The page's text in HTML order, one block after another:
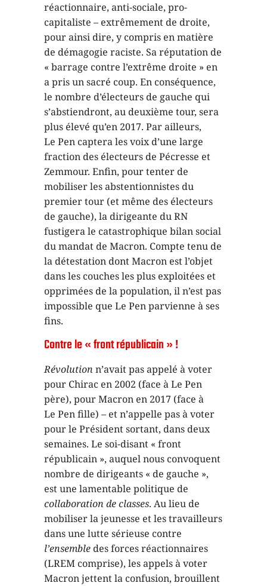
réactionnaire, anti-sociale, pro-
capitaliste – extrêmement de droite,
pour ainsi dire, y compris en matière
de démagogie raciste. Sa réputation de
« barrage contre l’extrême droite » en
a pris un sacré coup. En conséquence,
le nombre d’électeurs de gauche qui
s’abstiendront, au deuxième tour, sera
plus élevé qu’en 2017. Par ailleurs,
Le Pen captera les voix d’une large
fraction des électeurs de Pécresse et
Zemmour. Enfin, pour tenter de
mobiliser les abstentionnistes du
premier tour (et même des électeurs
de gauche), la dirigeante du RN
fustigera le catastrophique bilan social
du mandat de Macron. Compte tenu de
la détestation dont Macron est l’objet
dans les couches les plus exploitées et
opprimées de la population, il n’est pas
impossible que Le Pen parvienne à ses
fins.
Contre le « front républicain » !
Révolution n’avait pas appelé à voter
pour Chirac en 2002 (face à Le Pen
père), pour Macron en 2017 (face à
Le Pen fille) – et n’appelle pas à voter
pour le Président sortant, dans deux
semaines. Le soi-disant « front
républicain », auquel nous convoquent
nombre de dirigeants « de gauche »,
est une lamentable politique de
collaboration de classes. Au lieu de
mobiliser la jeunesse et les travailleurs
dans une lutte sérieuse contre
l’ensembledes forces réactionnaires
(LREM comprise), les appels à voter
Macron jettent la confusion, brouillent